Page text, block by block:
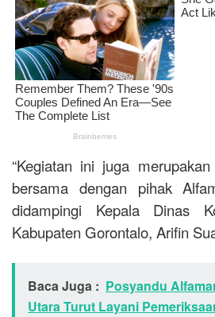
“Kegiatan ini juga
bersama dengan pihak
didampingi Kepala Dinas
Kabupaten Gorontalo, Arifin
Baca Juga : Posyandu
Utara Turut Layani